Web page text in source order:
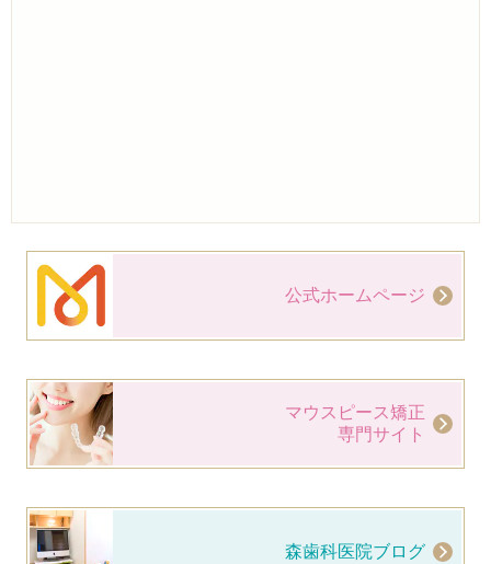
公式ホームページ
マウスピース矯正
専門サイト
森歯科医院ブログ